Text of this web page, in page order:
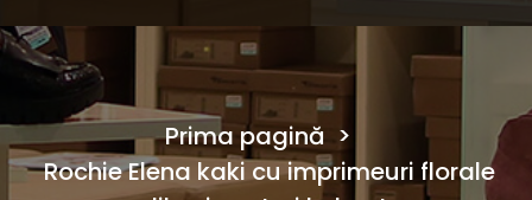
Prima pagină >
Rochie Elena kaki cu imprimeuri florale